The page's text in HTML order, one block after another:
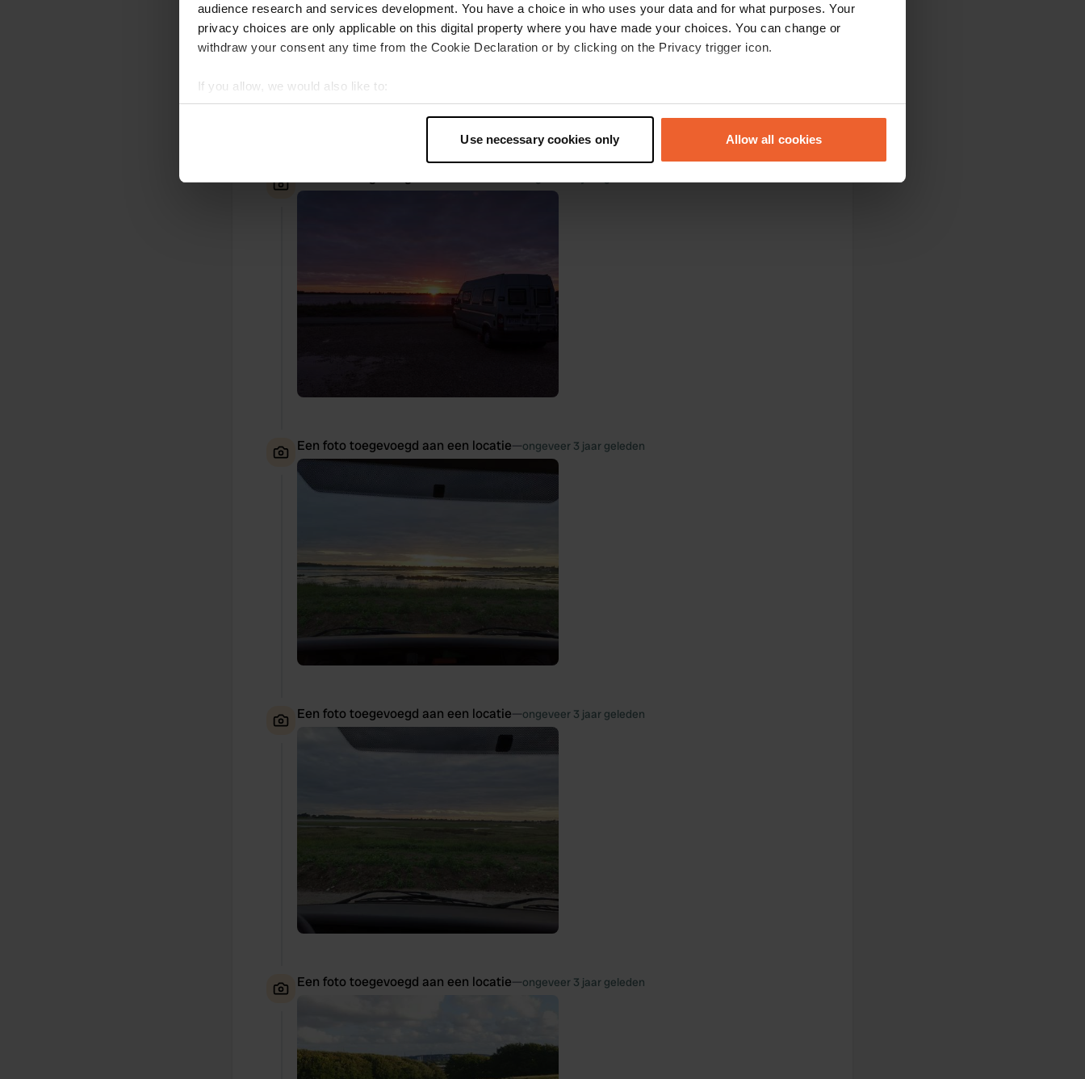
audience research and services development. You have a choice in who uses your data and for what purposes. Your
privacy choices are only applicable on this digital property where you have made your choices. You can change or
withdraw your consent any time from the Cookie Declaration or by clicking on the Privacy trigger icon.
If you allow, we would also like to:
Collect information about your geographical location which can be accurate to within several meters
Find out more about how your personal data is processed and set your preferences in the
We use cookies to personalise content and ads, to provide social media features and to analyse our traffic. We also share
Use necessary cookies only Allow all cookies
Sitecode:
haven volledig bedekt. Stad en winkels dichtbij
Origineel tonen
Een foto toegevoegd aan een locatie—ongeveer 3 jaar geleden
Een foto toegevoegd aan een locatie—ongeveer 3 jaar geleden
Een foto toegevoegd aan een locatie—ongeveer 3 jaar geleden